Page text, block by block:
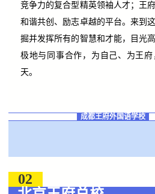
竞争力的复合型精英领袖人才；王
和谐共创、励志卓越的平台。来到
掘并发挥所有的智慧和才能，目光
极地与同事合作，为自己、为王
天。
成都王府外国语学校
02